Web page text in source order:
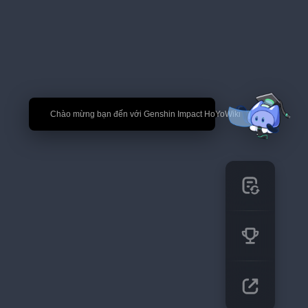
🎉 Chào mừng bạn đến với Genshin Impact HoYoWiki